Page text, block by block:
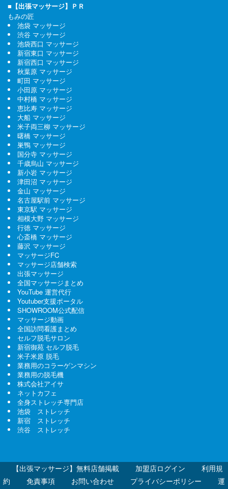
■【出張マッサージ】ＰＲ
もみの匠
池袋 マッサージ
渋谷 マッサージ
池袋西口 マッサージ
新宿東口 マッサージ
新宿西口 マッサージ
秋葉原 マッサージ
町田 マッサージ
小田原 マッサージ
中村橋 マッサージ
恵比寿 マッサージ
大船 マッサージ
米子両三柳 マッサージ
曙橋 マッサージ
巣鴨 マッサージ
国分寺 マッサージ
千歳烏山 マッサージ
新小岩 マッサージ
津田沼 マッサージ
金山 マッサージ
名古屋駅前 マッサージ
東京駅 マッサージ
相模大野 マッサージ
行徳 マッサージ
心斎橋 マッサージ
藤沢 マッサージ
マッサージFC
マッサージ店舗検索
出張マッサージ
全国マッサージまとめ
YouTube 運営代行
Youtuber支援ポータル
SHOWROOM公式配信
マッサージ動画
全国訪問看護まとめ
セルフ脱毛サロン
新宿御苑 セルフ脱毛
米子米原 脱毛
業務用のコラーゲンマシン
業務用の脱毛機
株式会社アイサ
ネットカフェ
全身ストレッチ専門店
池袋 ストレッチ
新宿 ストレッチ
渋谷 ストレッチ
【出張マッサージ】無料店舗掲載 加盟店ログイン
利用規
約
免責事項 お問い合わせ プライバシーポリシー
運